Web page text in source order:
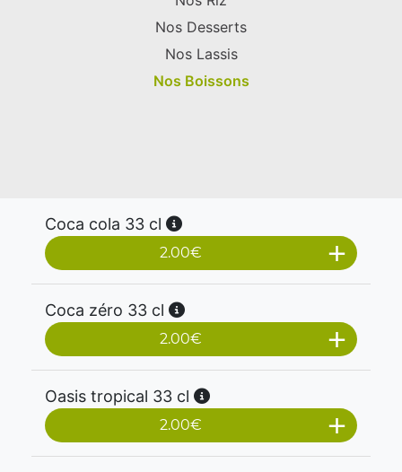
Nos Desserts
Nos Lassis
Nos Boissons
Coca cola 33 cl
2.00€
Coca zéro 33 cl
2.00€
Oasis tropical 33 cl
2.00€